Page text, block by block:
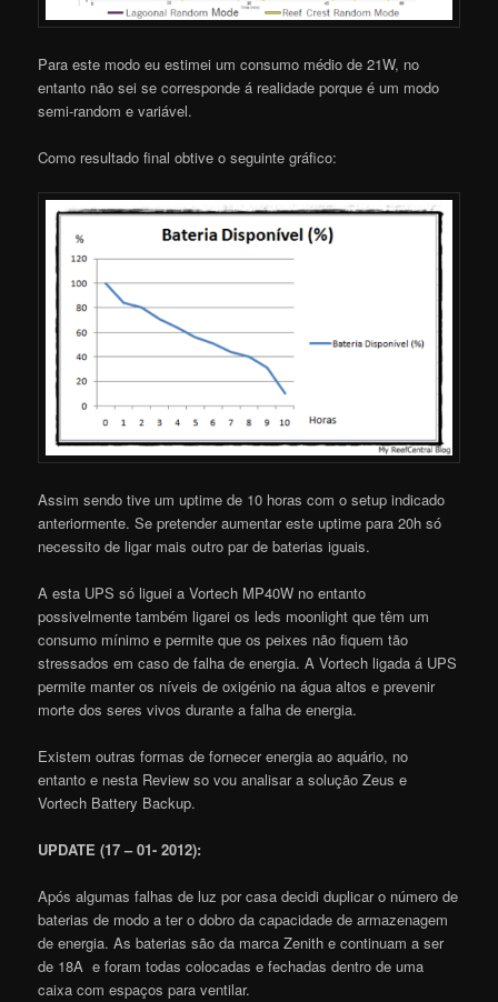
Para este modo eu estimei um consumo médio de 21W, no
entanto não sei se corresponde á realidade porque é um modo
semi-random e variável.
Como resultado final obtive o seguinte gráfico:
Assim sendo tive um uptime de 10 horas com o setup indicado
anteriormente. Se pretender aumentar este uptime para 20h só
necessito de ligar mais outro par de baterias iguais.
A esta UPS só liguei a Vortech MP40W no entanto
possivelmente também ligarei os leds moonlight que têm um
consumo mínimo e permite que os peixes não fiquem tão
stressados em caso de falha de energia. A Vortech ligada á UPS
permite manter os níveis de oxigénio na água altos e prevenir
morte dos seres vivos durante a falha de energia.
Existem outras formas de fornecer energia ao aquário, no
entanto e nesta Review so vou analisar a solução Zeus e
Vortech Battery Backup.
UPDATE (17 – 01- 2012):
Após algumas falhas de luz por casa decidi duplicar o número de
baterias de modo a ter o dobro da capacidade de armazenagem
de energia. As baterias são da marca Zenith e continuam a ser
de 18A e foram todas colocadas e fechadas dentro de uma
caixa com espaços para ventilar.